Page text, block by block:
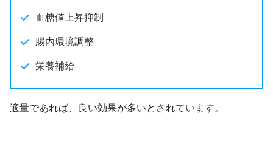
血糖値上昇抑制
腸内環境調整
栄養補給
適量であれば、良い効果が多いとされています。